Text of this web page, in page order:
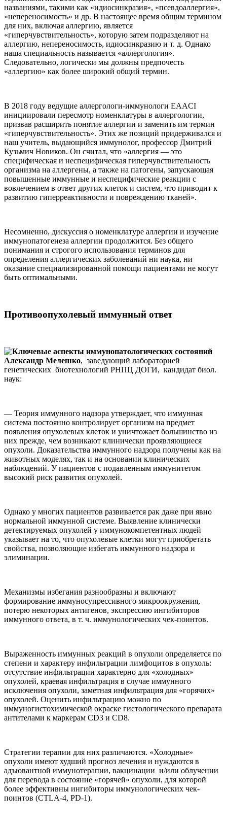
названиями, такими как «идиосинкразия», «псевдоаллергия»,
«непереносимость» и др. В настоящее время общим термином
для них, включая аллергию, является
«гиперчувствительность», которую затем подразделяют на
аллергию, непереносимость, идиосинкразию и т. д. Однако
наша специальность называется «аллергология».
Следовательно, логически мы должны предпочесть
«аллергию» как более широкий общий термин.
В 2018 году ведущие аллергологи-иммунологи EAACI
инициировали пересмотр номенклатуры в аллергологии,
призвав расширить понятие аллергии и заменить им термин
«гиперчувствительность». Этих же позиций придерживался и
наш учитель, выдающийся иммунолог, профессор Дмитрий
Кузьмич Новиков. Он считал, что «аллергия — это
специфическая и неспецифическая гиперчувствительность
организма на аллергены, а также на патогены, запускающая
повышенные иммунные и неспецифические реакции с
вовлечением в ответ других клеток и систем, что приводит к
развитию гиперреактивности и повреждению тканей».
Несомненно, дискуссия о номенклатуре аллергии и изучение
иммунопатогенеза аллергии продолжится. Без общего
понимания и строгого использования терминов для
определения аллергических заболеваний ни наука, ни
оказание специализированной помощи пациентами не могут
быть оптимальными.
Противоопухолевый иммунный ответ
Александр Мелешко, заведующий лабораторией
генетических биотехнологий РНПЦ ДОГИ, кандидат биол.
наук:
— Теория иммунного надзора утверждает, что иммунная
система постоянно контролирует организм на предмет
появления опухолевых клеток и уничтожает большинство из
них прежде, чем возникают клинически проявляющиеся
опухоли. Доказательства иммунного надзора получены как на
животных моделях, так и на основании клинических
наблюдений. У пациентов с подавленным иммунитетом
высокий риск развития опухолей.
Однако у многих пациентов развивается рак даже при явно
нормальной иммунной системе. Выявление клинически
детектируемых опухолей у иммунокомпетентных людей
указывает на то, что опухолевые клетки могут приобретать
свойства, позволяющие избегать иммунного надзора и
элиминации.
Механизмы избегания разнообразны и включают
формирование иммуносупрессивного микроокружения,
потерю некоторых антигенов, экспрессию ингибиторов
иммунного ответа, в т. ч. иммунологических чек-поинтов.
Выраженность иммунных реакций в опухоли определяется по
степени и характеру инфильтрации лимфоцитов в опухоль:
отсутствие инфильтрации характерно для «холодных»
опухолей, краевая инфильтрация в случае иммунного
исключения опухоли, заметная инфильтрация для «горячих»
опухолей. Оценить инфильтрацию можно по
иммуногистохимической окраске гистологического препарата
антителами к маркерам CD3 и CD8.
Стратегии терапии для них различаются. «Холодные»
опухоли имеют худший прогноз лечения и нуждаются в
адъювантной иммунотерапии, вакцинации и/или облучении
для перевода в состояние «горячей» опухоли, для которой
более эффективны ингибиторы иммунологических чек-
поинтов (CTLA-4, PD-1).